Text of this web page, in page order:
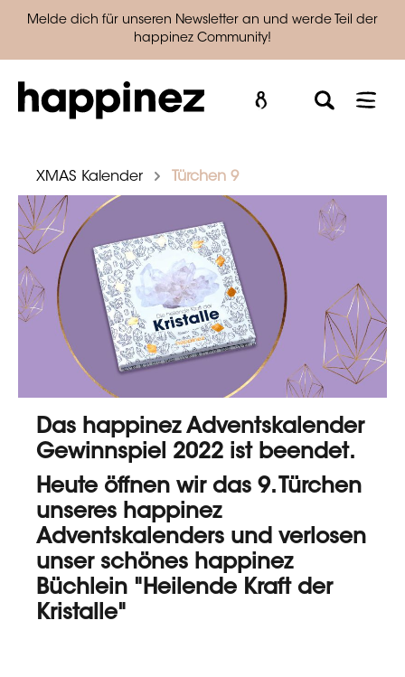
Melde dich für unseren Newsletter an und werde Teil der
happinez Community!
XMAS Kalender Türchen 9
Das happinez Adventskalender
Gewinnspiel 2022 ist beendet.
Heute öffnen wir das 9. Türchen
unseres happinez
Adventskalenders und verlosen
unser schönes happinez
Büchlein "Heilende Kraft der
Kristalle"